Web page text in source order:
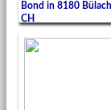
Bond in 8180
CH